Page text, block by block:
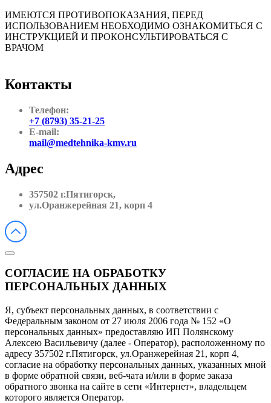
ИМЕЮТСЯ ПРОТИВОПОКАЗАНИЯ, ПЕРЕД
ИСПОЛЬЗОВАНИЕМ НЕОБХОДИМО ОЗНАКОМИТЬСЯ С
ИНСТРУКЦИЕЙ И ПРОКОНСУЛЬТИРОВАТЬСЯ С
ВРАЧОМ
Контакты
Телефон:
+7 (8793) 35-21-25
E-mail:
mail@medtehnika-kmv.ru
Адрес
357502 г.Пятигорск,
ул.Оранжерейная 21, корп 4
СОГЛАСИЕ НА ОБРАБОТКУ
ПЕРСОНАЛЬНЫХ ДАННЫХ
Я, субъект персональных данных, в соответствии с
Федеральным законом от 27 июля 2006 года № 152 «О
персональных данных» предоставляю ИП Полянскому
Алексею Васильевичу (далее - Оператор), расположенному по
адресу 357502 г.Пятигорск, ул.Оранжерейная 21, корп 4,
согласие на обработку персональных данных, указанных мной
в форме обратной связи, веб-чата и/или в форме заказа
обратного звонка на сайте в сети «Интернет», владельцем
которого является Оператор.